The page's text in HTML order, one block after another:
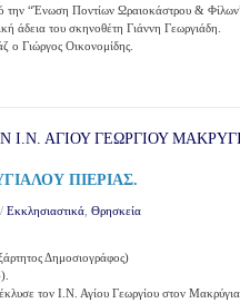
την “Ένωση Ποντίων Ωραιοκάστρου &
άδεια του σκηνοθέτη Γιάννη Γεωργιάδη.
ο Γιώργος Οικονομίδης.
ΠΙΕΡΙΑΣ.
Εκκλησιαστικά Θρησκεία
Δημοσιογράφος)
τον Ι.Ν. Αγίου Γεωργίου στον